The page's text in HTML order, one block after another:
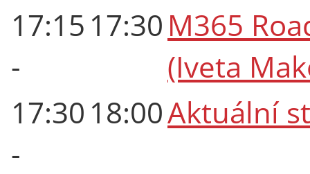
17:15
-
17:30 M365
(Iveta
17:30
-
18:00Aktuální